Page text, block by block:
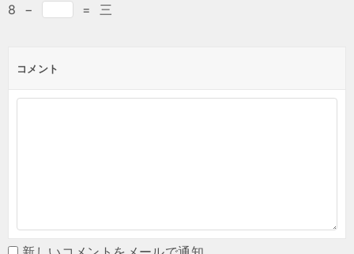
8 − = 三
コメント